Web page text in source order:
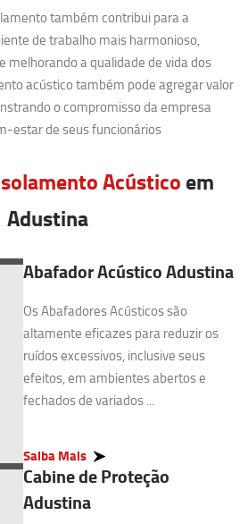
também contribui para a
de trabalho mais harmonioso,
melhorando a qualidade de vida dos
acústico também pode agregar valor
o compromisso da empresa
estar de seus funcionários
Acústico em
Adustina
Abafador Acústico Adustina
Os Abafadores Acústicos são
altamente eficazes para reduzir os
ruídos excessivos, inclusive seus
efeitos, em ambientes abertos e
fechados de variados ...
Saiba Mais
Cabine de Proteção
Adustina